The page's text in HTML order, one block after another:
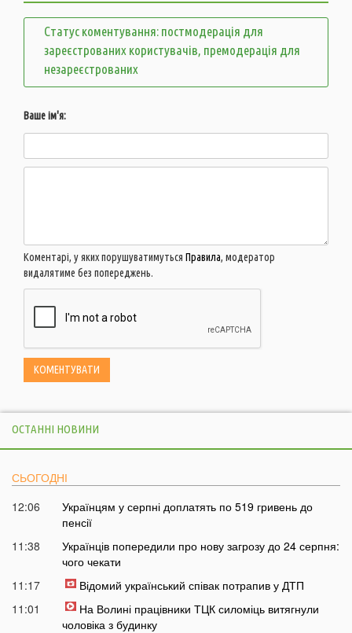
Статус коментування: постмодерація для
зареєстрованих користувачів, премодерація для
незареєстрованих
Ваше ім'я:
Коментарі, у яких порушуватимуться Правила, модератор
видалятиме без попереджень.
ОСТАННІ НОВИНИ
СЬОГОДНІ
12:06
Українцям у серпні доплатять по 519 гривень до
пенсії
11:38
Українців попередили про нову загрозу до 24 серпня:
чого чекати
11:17
Відомий український співак потрапив у ДТП
11:01
На Волині працівники ТЦК силоміць витягнули
чоловіка з будинку